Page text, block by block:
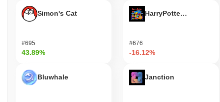
Simon's Cat
#695
43.89%
Bluwhale
#676
-16.12%
Janction